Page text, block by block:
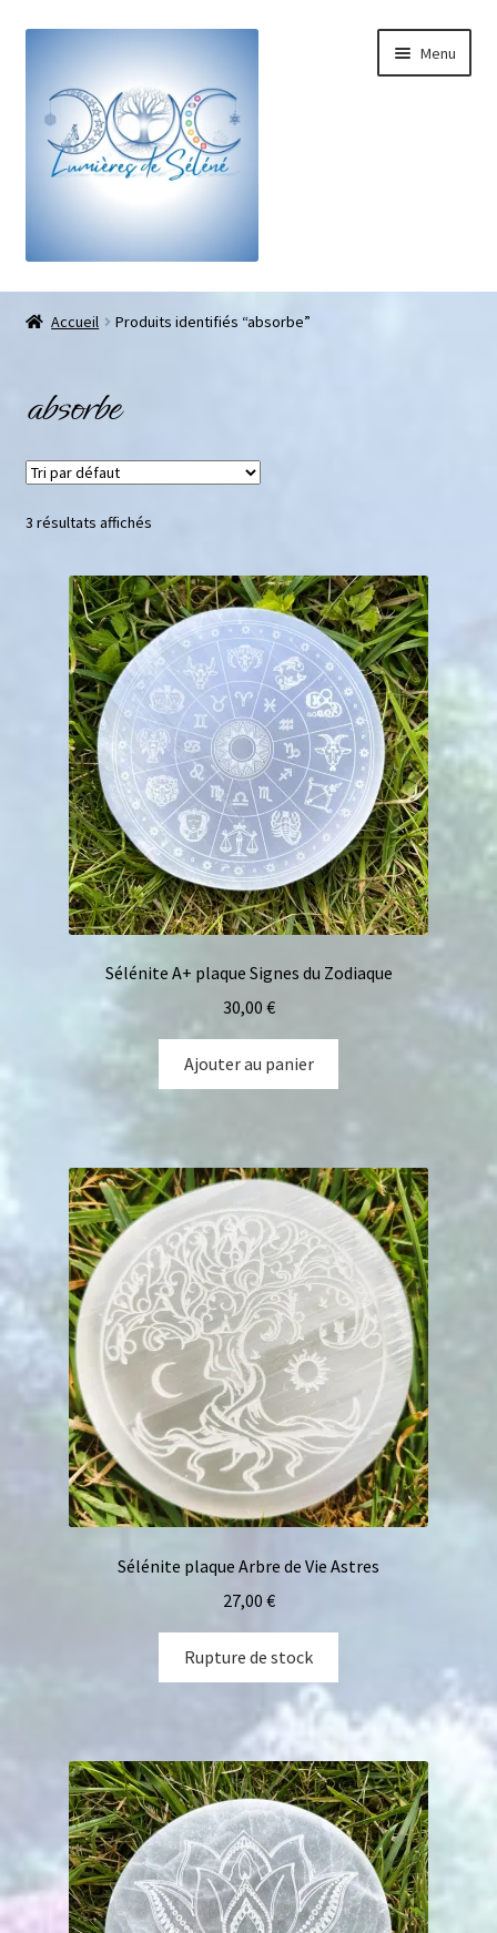
Menu
Boutique
Galets pouce anti-stress
Pendentifs sifflet et fioles
Mini géodes
Bougies lithothérapie
Carte Cadeau
Qui suis-je ?
Avis clients
Mon compte
Panier
Accueil Produits identifiés “absorbe”
absorbe
3 résultats affichés
Sélénite A+ plaque Signes du Zodiaque
30,00 €
Ajouter au panier
Sélénite plaque Arbre de Vie Astres
27,00 €
Rupture de stock